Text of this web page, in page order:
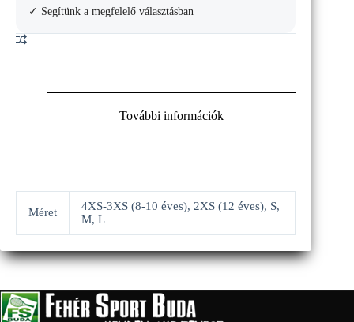
✓ Segítünk a megfelelő választásban
További információk
Méret
4XS-3XS (8-10 éves), 2XS (12 éves), S,
M, L